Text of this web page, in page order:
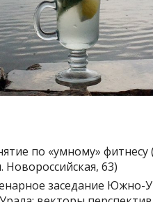
по «умному» фитнесу
63)
заседание Южно-